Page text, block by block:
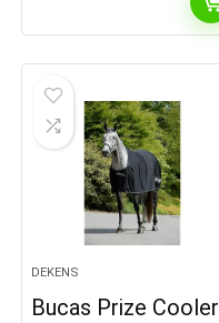
DEKENS
Bucas Prize Cooler